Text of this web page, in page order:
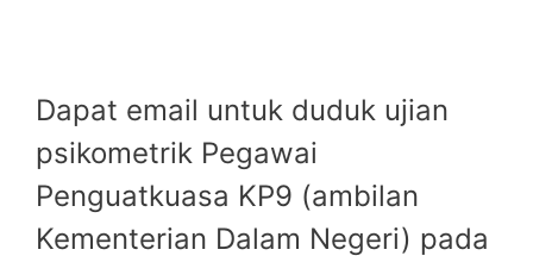
Dapat email untuk duduk ujian
psikometrik Pegawai
Penguatkuasa KP9 (ambilan
Kementerian Dalam Negeri) pada